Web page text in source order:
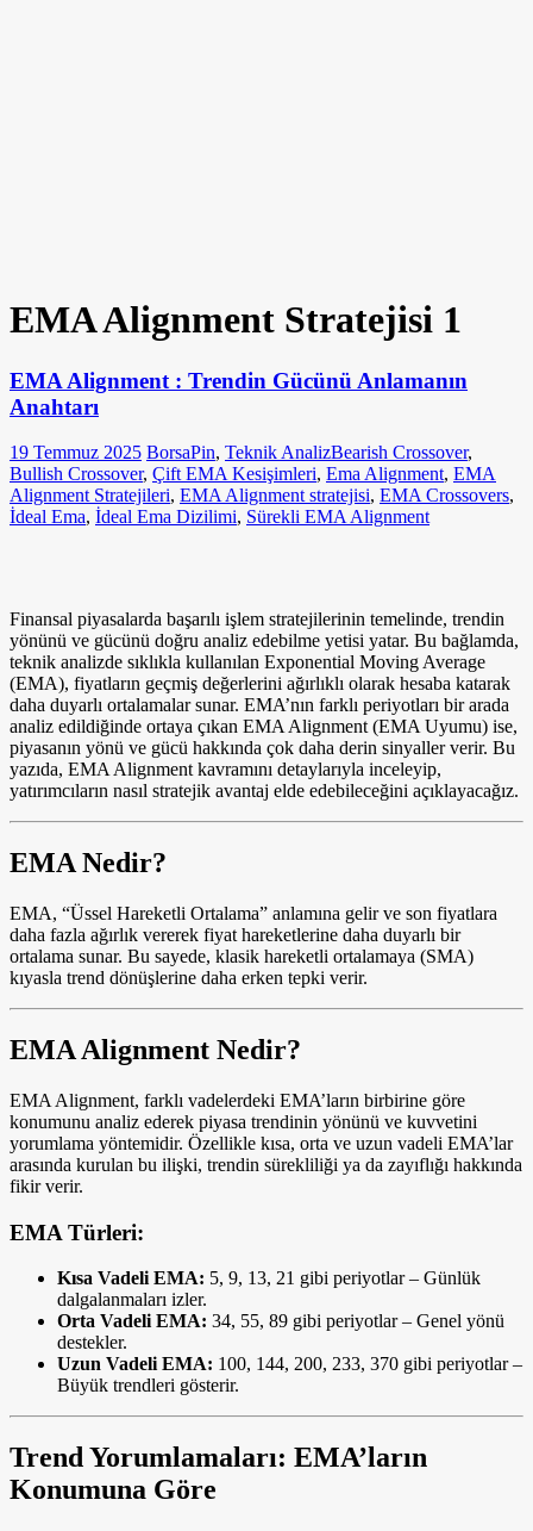
EMA Alignment Stratejisi 1
EMA Alignment : Trendin Gücünü Anlamanın
Anahtarı
19 Temmuz 2025 BorsaPin, Teknik AnalizBearish Crossover,
Bullish Crossover, Çift EMA Kesişimleri, Ema Alignment, EMA
Alignment Stratejileri, EMA Alignment stratejisi, EMA Crossovers,
İdeal Ema, İdeal Ema Dizilimi, Sürekli EMA Alignment
Finansal piyasalarda başarılı işlem stratejilerinin temelinde, trendin
yönünü ve gücünü doğru analiz edebilme yetisi yatar. Bu bağlamda,
teknik analizde sıklıkla kullanılan Exponential Moving Average
(EMA), fiyatların geçmiş değerlerini ağırlıklı olarak hesaba katarak
daha duyarlı ortalamalar sunar. EMA’nın farklı periyotları bir arada
analiz edildiğinde ortaya çıkan EMA Alignment (EMA Uyumu) ise,
piyasanın yönü ve gücü hakkında çok daha derin sinyaller verir. Bu
yazıda, EMA Alignment kavramını detaylarıyla inceleyip,
yatırımcıların nasıl stratejik avantaj elde edebileceğini açıklayacağız.
EMA Nedir?
EMA, “Üssel Hareketli Ortalama” anlamına gelir ve son fiyatlara
daha fazla ağırlık vererek fiyat hareketlerine daha duyarlı bir
ortalama sunar. Bu sayede, klasik hareketli ortalamaya (SMA)
kıyasla trend dönüşlerine daha erken tepki verir.
EMA Alignment Nedir?
EMA Alignment, farklı vadelerdeki EMA’ların birbirine göre
konumunu analiz ederek piyasa trendinin yönünü ve kuvvetini
yorumlama yöntemidir. Özellikle kısa, orta ve uzun vadeli EMA’lar
arasında kurulan bu ilişki, trendin sürekliliği ya da zayıflığı hakkında
fikir verir.
EMA Türleri:
Kısa Vadeli EMA: 5, 9, 13, 21 gibi periyotlar – Günlük
dalgalanmaları izler.
Orta Vadeli EMA: 34, 55, 89 gibi periyotlar – Genel yönü
destekler.
Uzun Vadeli EMA: 100, 144, 200, 233, 370 gibi periyotlar –
Büyük trendleri gösterir.
Trend Yorumlamaları: EMA’ların
Konumuna Göre